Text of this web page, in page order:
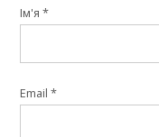
Ім'я*
Email*